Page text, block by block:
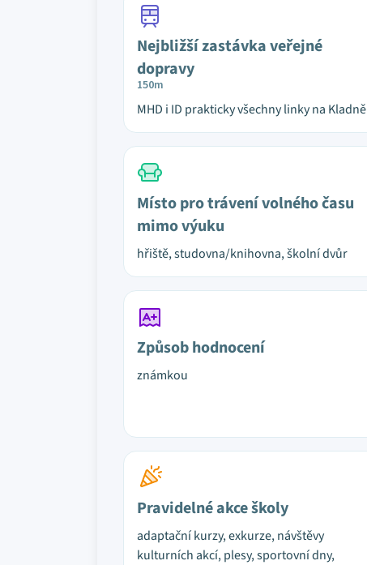
Nejbližší zastávka veřejné
dopravy
150m
MHD i ID prakticky všechny linky na Kladně
Místo pro trávení volného času
mimo výuku
hřiště, studovna/knihovna, školní dvůr
Způsob hodnocení
známkou
Pravidelné akce školy
adaptační kurzy, exkurze, návštěvy
kulturních akcí, plesy, sportovní dny,